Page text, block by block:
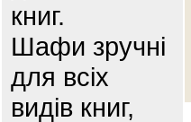
книг.
Шафи зручні
для всіх
видів книг,